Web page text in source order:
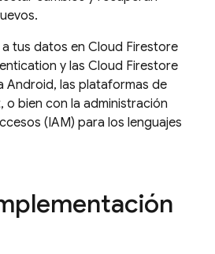
tus datos en Cloud Firestore
y las Cloud Firestore
Android, las plataformas de
o bien con la administración
(IAM) para los lenguajes